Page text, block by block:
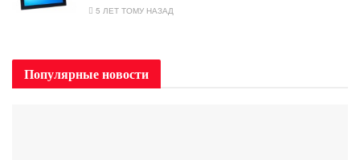
5 ЛЕТ ТОМУ НАЗАД
Популярные новости